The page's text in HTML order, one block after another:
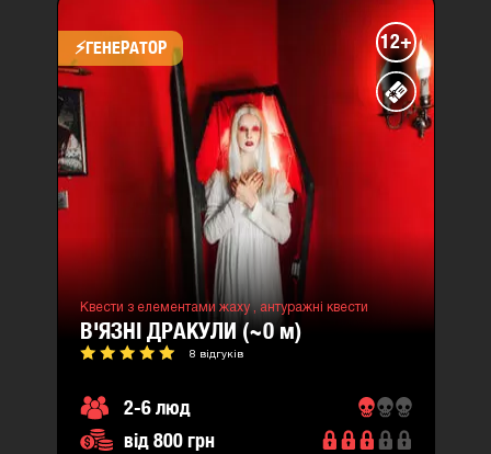
⚡​ГЕНЕРАТОР 12+
Квести з елементами жаху , антуражні квести
В'ЯЗНІ ДРАКУЛИ (~0м)
8 відгуків
2-6 люд
від 800 грн